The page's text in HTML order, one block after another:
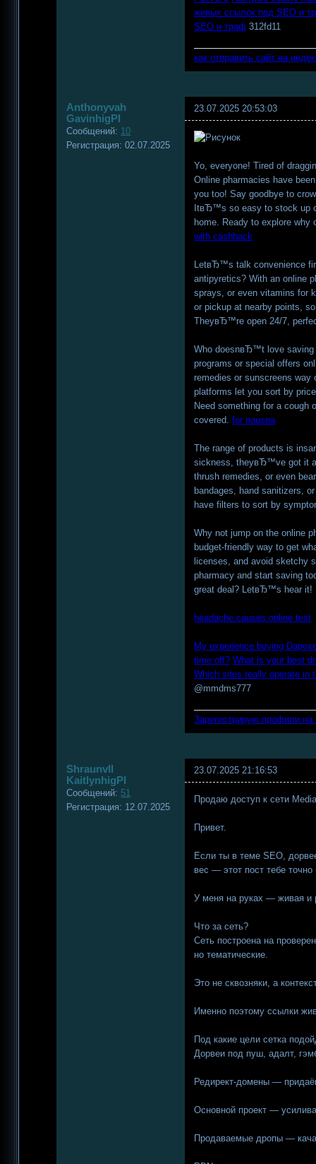
живых ссылок под SEO и
SEO и траф 312fd11
как отправить сайт на
Anthonyvah
GavinhigPI
Сообщений: 10
Регистрация:02.07.2025
23.07.2025 20:53:03
Yo, everyone! Tired of
Online pharmacies have
you too! Say goodbye to
ItвЂ™s so easy to stock up
home. Ready to explore
with cashback
LetвЂ™s talk convenience
antipyretics? With an online
sprays, or even vitamins for
or pickup at nearby points,
TheyвЂ™re open 24/7,
Who doesnвЂ™t love saving
programs or special offers
remedies or sunscreens way
platforms let you sort by
Need something for a
covered.for nausea
The range of products is
sickness, theyвЂ™ve got it
thrush remedies, or even
bandages, hand sanitizers,
have filters to sort by
Why not jump on the online
budget-friendly way to get
licenses, and avoid sketchy
pharmacy and start saving
great deal? LetвЂ™s hear it!
headache causes online test
My experience buying
time off? What is your best
Which sites really operate in
@mmdms777
Зарегистрирую профили
Shraunvll
KaitlynhigPI
Сообщений: 51
Регистрация: 12.07.2025
23.07.2025 21:16:53
Продаю доступ к сети
Привет.
Если ты в теме SEO,
вес — этот пост тебе точно
У меня на руках — живая и
Что за сеть?
Сеть построена на
но тематические.
Это не сквозняки, а
Именно поэтому ссылки
Под какие цели сетка
Дорвеи под пуш, адалт,
Редирект-домены —
Основной проект —
Продаваемые дропы —